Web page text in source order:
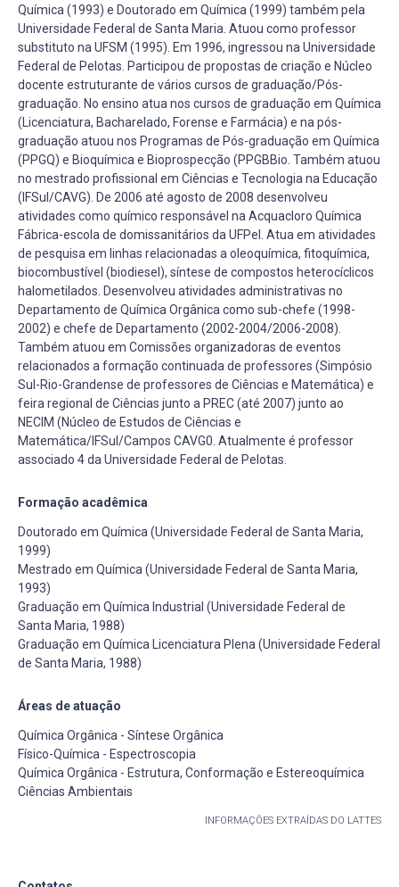
Química (1993) e Doutorado em Química (1999) também pela
Universidade Federal de Santa Maria. Atuou como professor
substituto na UFSM (1995). Em 1996, ingressou na Universidade
Federal de Pelotas. Participou de propostas de criação e Núcleo
docente estruturante de vários cursos de graduação/Pós-
graduação. No ensino atua nos cursos de graduação em Química
(Licenciatura, Bacharelado, Forense e Farmácia) e na pós-
graduação atuou nos Programas de Pós-graduação em Química
(PPGQ) e Bioquímica e Bioprospecção (PPGBBio. Também atuou
no mestrado profissional em Ciências e Tecnologia na Educação
(IFSul/CAVG). De 2006 até agosto de 2008 desenvolveu
atividades como químico responsável na Acquacloro Química
Fábrica-escola de domissanitários da UFPel. Atua em atividades
de pesquisa em linhas relacionadas a oleoquímica, fitoquímica,
biocombustível (biodiesel), síntese de compostos heterocíclicos
halometilados. Desenvolveu atividades administrativas no
Departamento de Química Orgânica como sub-chefe (1998-
2002) e chefe de Departamento (2002-2004/2006-2008).
Também atuou em Comissões organizadoras de eventos
relacionados a formação continuada de professores (Simpósio
Sul-Rio-Grandense de professores de Ciências e Matemática) e
feira regional de Ciências junto a PREC (até 2007) junto ao
NECIM (Núcleo de Estudos de Ciências e
Matemática/IFSul/Campos CAVG0. Atualmente é professor
associado 4 da Universidade Federal de Pelotas.
Formação acadêmica
Doutorado em Química (Universidade Federal de Santa Maria,
1999)
Mestrado em Química (Universidade Federal de Santa Maria,
1993)
Graduação em Química Industrial (Universidade Federal de
Santa Maria, 1988)
Graduação em Química Licenciatura Plena (Universidade Federal
de Santa Maria, 1988)
Áreas de atuação
Química Orgânica - Síntese Orgânica
Físico-Química - Espectroscopia
Química Orgânica - Estrutura, Conformação e Estereoquímica
Ciências Ambientais
INFORMAÇÕES EXTRAÍDAS DO LATTES